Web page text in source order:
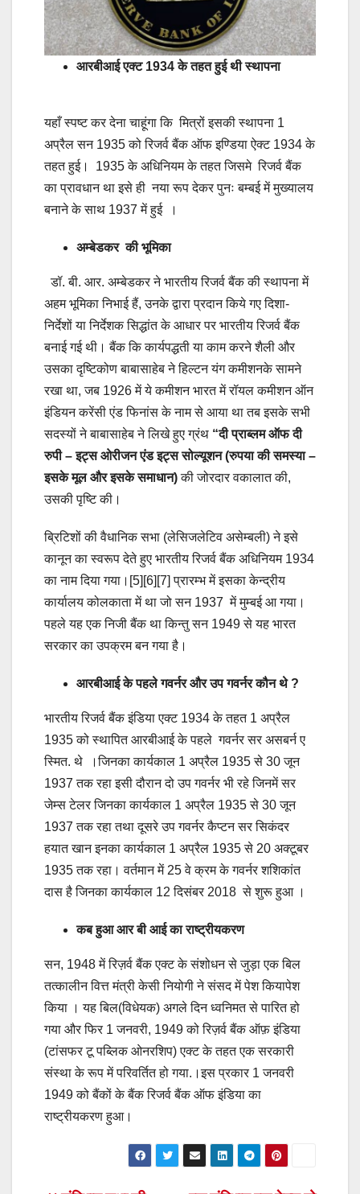
आरबीआई एक्ट 1934 के तहत हुई थी स्थापना
यहाँ स्पष्ट कर देना चाहूंगा कि मित्रों इसकी स्थापना 1
अप्रैल सन 1935 को रिजर्व बैंक ऑफ इण्डिया ऐक्ट 1934 के
तहत हुई। 1935 के अधिनियम के तहत जिसमे रिजर्व बैंक
का प्रावधान था इसे ही नया रूप देकर पुनः बम्बई में मुख्यालय
बनाने के साथ 1937 में हुई ।
अम्बेडकर की भूमिका
डॉ. बी. आर. अम्बेडकर ने भारतीय रिजर्व बैंक की स्थापना में
अहम भूमिका निभाई हैं, उनके द्वारा प्रदान किये गए दिशा-
निर्देशों या निर्देशक सिद्धांत के आधार पर भारतीय रिजर्व बैंक
बनाई गई थी। बैंक कि कार्यपद्धती या काम करने शैली और
उसका दृष्टिकोण बाबासाहेब ने हिल्टन यंग कमीशनके सामने
रखा था, जब 1926 में ये कमीशन भारत में रॉयल कमीशन ऑन
इंडियन करेंसी एंड फिनांस के नाम से आया था तब इसके सभी
सदस्यों ने बाबासाहेब ने लिखे हुए ग्रंथ “दी प्राब्लम ऑफ दी
रुपी – इट्स ओरीजन एंड इट्स सोल्यूशन (रुपया की समस्या –
इसके मूल और इसके समाधान)की जोरदार वकालात की,
उसकी पृष्टि की।
ब्रिटिशों की वैधानिक सभा (लेसिजलेटिव असेम्बली) ने इसे
कानून का स्वरूप देते हुए भारतीय रिजर्व बैंक अधिनियम 1934
का नाम दिया गया।[5][6][7] प्रारम्भ में इसका केन्द्रीय
कार्यालय कोलकाता में था जो सन 1937 में मुम्बई आ गया।
पहले यह एक निजी बैंक था किन्तु सन 1949 से यह भारत
सरकार का उपक्रम बन गया है।
आरबीआई के पहले गवर्नर और उप गवर्नर कौन थे ?
भारतीय रिजर्व बैंक इंडिया एक्ट 1934 के तहत 1 अप्रैल
1935 को स्थापित आरबीआई के पहले गवर्नर सर असबर्न ए
स्मित. थे ।जिनका कार्यकाल 1 अप्रैल 1935 से 30 जून
1937 तक रहा इसी दौरान दो उप गवर्नर भी रहे जिनमें सर
जेम्स टेलर जिनका कार्यकाल 1 अप्रैल 1935 से 30 जून
1937 तक रहा तथा दूसरे उप गवर्नर कैप्टन सर सिकंदर
हयात खान इनका कार्यकाल 1 अप्रैल 1935 से 20 अक्टूबर
1935 तक रहा। वर्तमान में 25 वे क्रम के गवर्नर शशिकांत
दास है जिनका कार्यकाल 12 दिसंबर 2018 से शुरू हुआ ।
कब हुआ आर बी आई का राष्ट्रीयकरण
सन, 1948 में रिज़र्व बैंक एक्ट के संशोधन से जुड़ा एक बिल
तत्कालीन वित्त मंत्री केसी नियोगी ने संसद में पेश कियापेश
किया । यह बिल(विधेयक) अगले दिन ध्वनिमत से पारित हो
गया और फिर 1 जनवरी, 1949 को रिज़र्व बैंक ऑफ़ इंडिया
(टांसफर टू पब्लिक ओनरशिप) एक्ट के तहत एक सरकारी
संस्था के रूप में परिवर्तित हो गया.।इस प्रकार 1 जनवरी
1949 को बैंकों के बैंक रिजर्व बैंक ऑफ इंडिया का
राष्ट्रीयकरण हुआ।